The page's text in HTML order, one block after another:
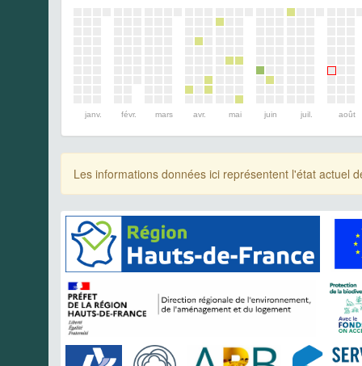
janv. févr. mars avr. mai juin juil. août
Les informations données ici représentent l'état actuel